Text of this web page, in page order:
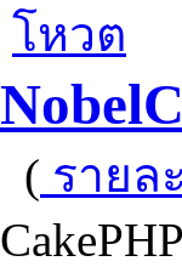
โหวต
( รายล